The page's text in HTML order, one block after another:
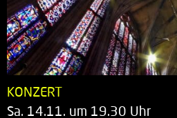
KONZERT
Sa. 14.11. um 19.30 Uhr